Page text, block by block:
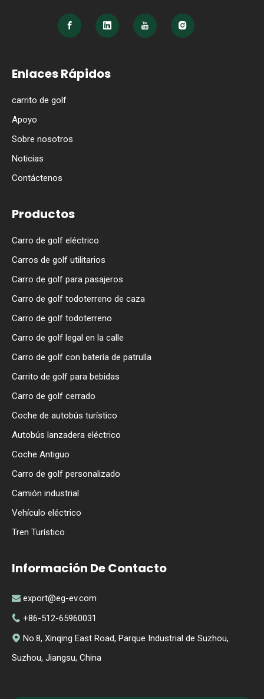
Enlaces Rápidos
carrito de golf
Apoyo
Sobre nosotros
Noticias
Contáctenos
Productos
Carro de golf eléctrico
Carros de golf utilitarios
Carro de golf para pasajeros
Carro de golf todoterreno de caza
Carro de golf todoterreno
Carro de golf legal en la calle
Carro de golf con batería de patrulla
Carrito de golf para bebidas
Carro de golf cerrado
Coche de autobús turístico
Autobús lanzadera eléctrico
Coche Antiguo
Carro de golf personalizado
Camión industrial
Vehículo eléctrico
Tren Turístico
Información De Contacto
 export@eg-ev.com
 +86-512-65960031
 No.8, Xinqing East Road, Parque Industrial de Suzhou,
Suzhou, Jiangsu, China